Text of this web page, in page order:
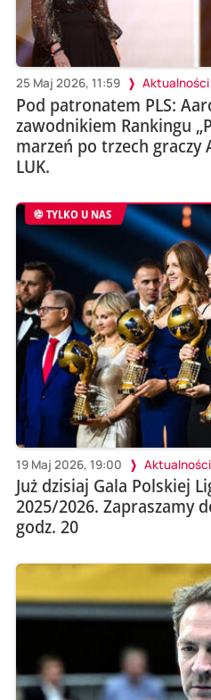
25 Maj 2026, 11:59 Aktualności
Pod patronatem PLS:
zawodnikiem Rankingu
marzeń po trzech graczy
LUK.
TYLKO U NAS
19 Maj 2026, 19:00 Aktualności
Już dzisiaj Gala Polskiej
2025/2026. Zapraszamy
godz. 20